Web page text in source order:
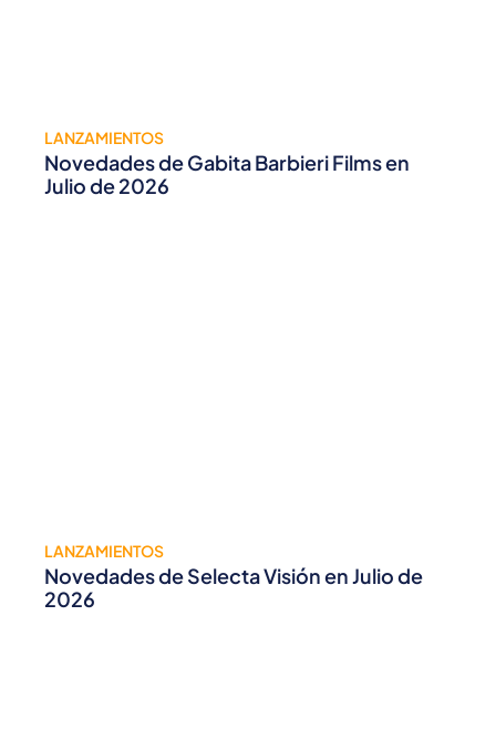
LANZAMIENTOS
Novedades de Gabita Barbieri Films en
Julio de 2026
LANZAMIENTOS
Novedades de Selecta Visión en Julio de
2026